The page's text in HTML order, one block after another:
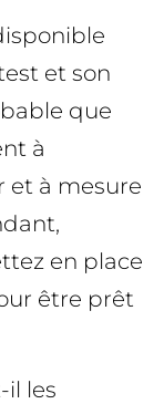
et son
que
à
et à mesure
en place
être prêt
il les